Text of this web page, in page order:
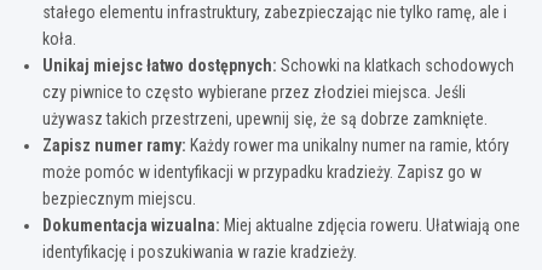
stałego elementu infrastruktury, zabezpieczając nie tylko ramę, ale i
koła.
Unikaj miejsc łatwo dostępnych: Schowki na klatkach schodowych
czy piwnice to często wybierane przez złodziei miejsca. Jeśli
używasz takich przestrzeni, upewnij się, że są dobrze zamknięte.
Zapisz numer ramy: Każdy rower ma unikalny numer na ramie, który
może pomóc w identyfikacji w przypadku kradzieży. Zapisz go w
bezpiecznym miejscu.
Dokumentacja wizualna: Miej aktualne zdjęcia roweru. Ułatwiają one
identyfikację i poszukiwania w razie kradzieży.